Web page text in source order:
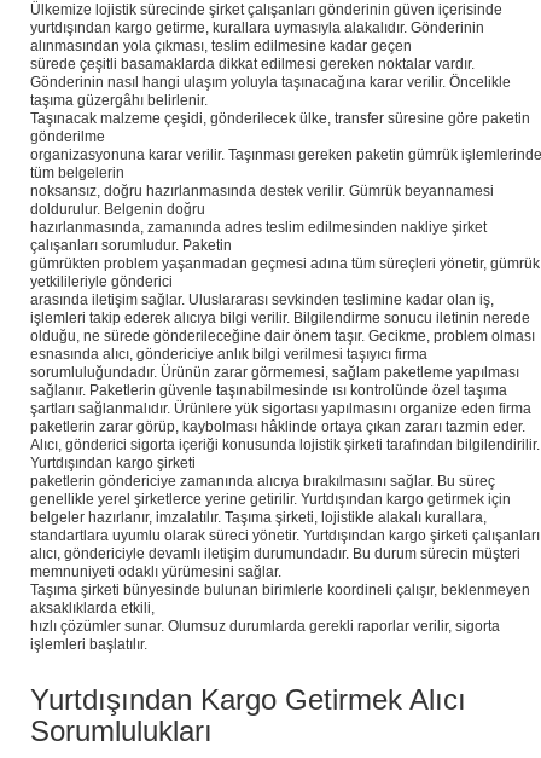
Ülkemize lojistik sürecinde şirket çalışanları gönderinin güven içerisinde
yurtdışından kargo getirme, kurallara uymasıyla alakalıdır. Gönderinin
alınmasından yola çıkması, teslim edilmesine kadar geçen
sürede çeşitli basamaklarda dikkat edilmesi gereken noktalar vardır.
Gönderinin nasıl hangi ulaşım yoluyla taşınacağına karar verilir. Öncelikle
taşıma güzergâhı belirlenir.
Taşınacak malzeme çeşidi, gönderilecek ülke, transfer süresine göre paketin
gönderilme
organizasyonuna karar verilir. Taşınması gereken paketin gümrük işlemlerinde
tüm belgelerin
noksansız, doğru hazırlanmasında destek verilir. Gümrük beyannamesi
doldurulur. Belgenin doğru
hazırlanmasında, zamanında adres teslim edilmesinden nakliye şirket
çalışanları sorumludur. Paketin
gümrükten problem yaşanmadan geçmesi adına tüm süreçleri yönetir, gümrük
yetkilileriyle gönderici
arasında iletişim sağlar. Uluslararası sevkinden teslimine kadar olan iş,
işlemleri takip ederek alıcıya bilgi verilir. Bilgilendirme sonucu iletinin nerede
olduğu, ne sürede gönderileceğine dair önem taşır. Gecikme, problem olması
esnasında alıcı, göndericiye anlık bilgi verilmesi taşıyıcı firma
sorumluluğundadır. Ürünün zarar görmemesi, sağlam paketleme yapılması
sağlanır. Paketlerin güvenle taşınabilmesinde ısı kontrolünde özel taşıma
şartları sağlanmalıdır. Ürünlere yük sigortası yapılmasını organize eden firma
paketlerin zarar görüp, kaybolması hâklinde ortaya çıkan zararı tazmin eder.
Alıcı, gönderici sigorta içeriği konusunda lojistik şirketi tarafından bilgilendirilir.
Yurtdışından kargo şirketi
paketlerin göndericiye zamanında alıcıya bırakılmasını sağlar. Bu süreç
genellikle yerel şirketlerce yerine getirilir. Yurtdışından kargo getirmek için
belgeler hazırlanır, imzalatılır. Taşıma şirketi, lojistikle alakalı kurallara,
standartlara uyumlu olarak süreci yönetir. Yurtdışından kargo şirketi çalışanları
alıcı, göndericiyle devamlı iletişim durumundadır. Bu durum sürecin müşteri
memnuniyeti odaklı yürümesini sağlar.
Taşıma şirketi bünyesinde bulunan birimlerle koordineli çalışır, beklenmeyen
aksaklıklarda etkili,
hızlı çözümler sunar. Olumsuz durumlarda gerekli raporlar verilir, sigorta
işlemleri başlatılır.
Yurtdışından Kargo Getirmek Alıcı
Sorumlulukları